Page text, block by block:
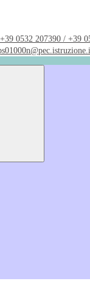
0532 207390 / +39